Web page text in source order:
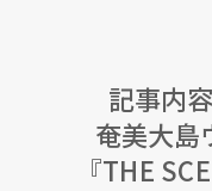
記事内
奄美大島
『THE